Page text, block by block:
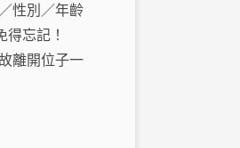
性別／年齡
忘記！
離開位子一